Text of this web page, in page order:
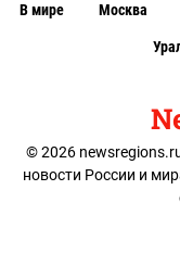
© 2026
новости России и
В мире Москва